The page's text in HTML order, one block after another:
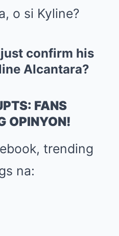
o si Kyline?
FANS
OPINYON!
trending
na: